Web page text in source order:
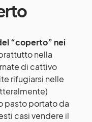
“coperto” nei
nella
di cattivo
rifugiarsi nelle
pasto portato da
casi vendere il